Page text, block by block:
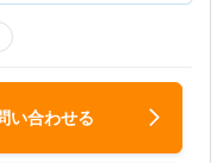
い合わせる